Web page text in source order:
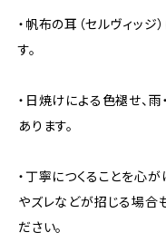
・帆布の耳（セルヴィッ
す。
・日焼けによる色褪せ、
あります。
・丁寧につくることを心
やズレなどが招じる場合
ださい。